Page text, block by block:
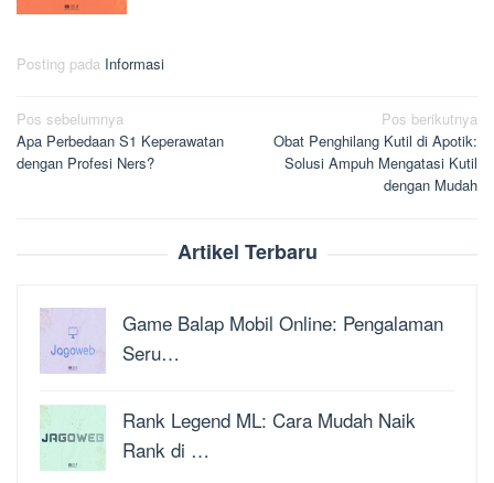
Posting pada Informasi
Navigasi
pos
Pos sebelumnya
Apa Perbedaan S1 Keperawatan
dengan Profesi Ners?
Pos berikutnya
Obat Penghilang Kutil di Apotik:
Solusi Ampuh Mengatasi Kutil
dengan Mudah
Artikel Terbaru
Game Balap Mobil Online: Pengalaman
Seru…
Rank Legend ML: Cara Mudah Naik
Rank di …